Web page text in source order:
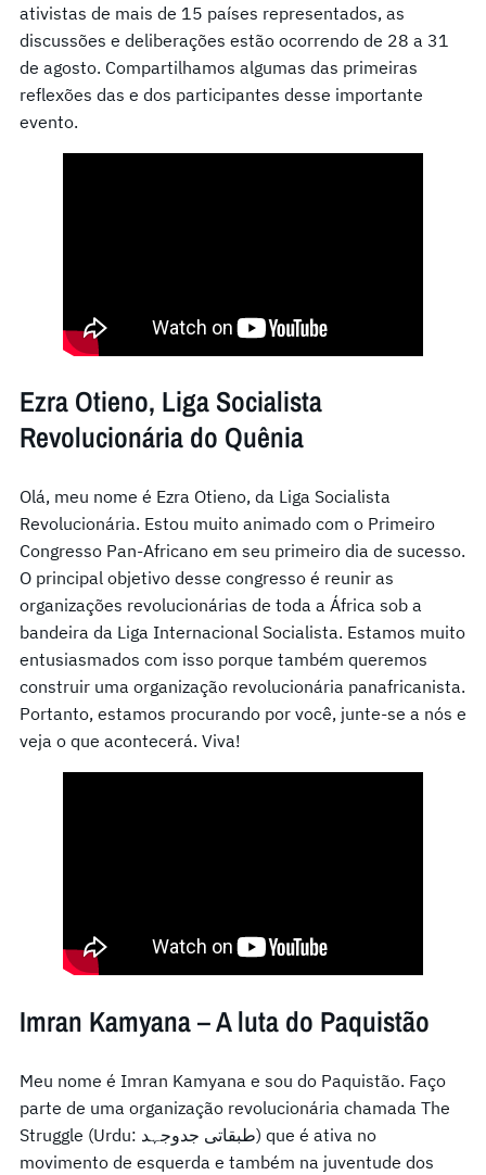
ativistas de mais de 15 países representados, as
discussões e deliberações estão ocorrendo de 28 a 31
de agosto. Compartilhamos algumas das primeiras
reflexões das e dos participantes desse importante
evento.
Ezra Otieno, Liga Socialista
Revolucionária do Quênia
Olá, meu nome é Ezra Otieno, da Liga Socialista
Revolucionária. Estou muito animado com o Primeiro
Congresso Pan-Africano em seu primeiro dia de sucesso.
O principal objetivo desse congresso é reunir as
organizações revolucionárias de toda a África sob a
bandeira da Liga Internacional Socialista. Estamos muito
entusiasmados com isso porque também queremos
construir uma organização revolucionária panafricanista.
Portanto, estamos procurando por você, junte-se a nós e
veja o que acontecerá. Viva!
Imran Kamyana – A luta do Paquistão
Meu nome é Imran Kamyana e sou do Paquistão. Faço
parte de uma organização revolucionária chamada The
Struggle (Urdu: طبقاتی جدوجہد) que é ativa no
movimento de esquerda e também na juventude dos